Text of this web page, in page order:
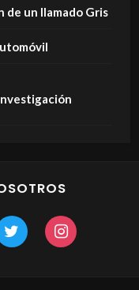
de un llamado Gris